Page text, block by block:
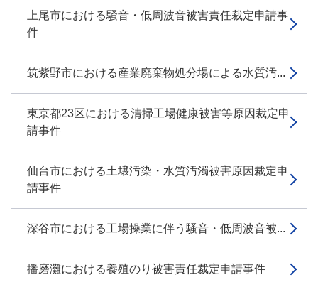
上尾市における騒音・低周波音被害責任裁定申請事
件
筑紫野市における産業廃棄物処分場による水質汚...
東京都23区における清掃工場健康被害等原因裁定申
請事件
仙台市における土壌汚染・水質汚濁被害原因裁定申
請事件
深谷市における工場操業に伴う騒音・低周波音被...
播磨灘における養殖のり被害責任裁定申請事件